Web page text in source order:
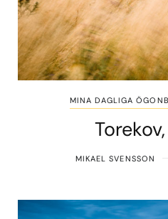
MINA DAGLIGA
MIKAEL SVENSSON